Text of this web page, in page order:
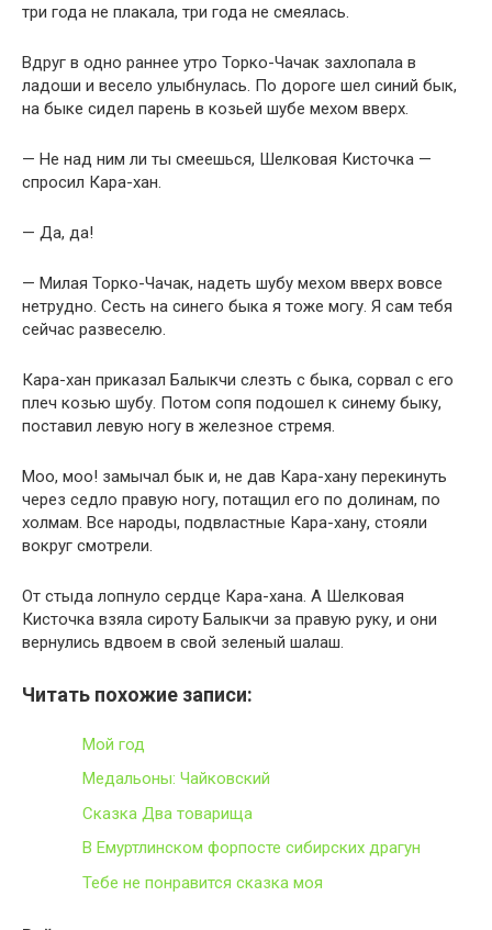
три года не плакала, три года не смеялась.
Вдруг в одно раннее утро Торко-Чачак захлопала в
ладоши и весело улыбнулась. По дороге шел синий бык,
на быке сидел парень в козьей шубе мехом вверх.
— Не над ним ли ты смеешься, Шелковая Кисточка —
спросил Кара-хан.
— Да, да!
— Милая Торко-Чачак, надеть шубу мехом вверх вовсе
нетрудно. Сесть на синего быка я тоже могу. Я сам тебя
сейчас развеселю.
Кара-хан приказал Балыкчи слезть с быка, сорвал с его
плеч козью шубу. Потом сопя подошел к синему быку,
поставил левую ногу в железное стремя.
Моо, моо! замычал бык и, не дав Кара-хану перекинуть
через седло правую ногу, потащил его по долинам, по
холмам. Все народы, подвластные Кара-хану, стояли
вокруг смотрели.
От стыда лопнуло сердце Кара-хана. А Шелковая
Кисточка взяла сироту Балыкчи за правую руку, и они
вернулись вдвоем в свой зеленый шалаш.
Читать похожие записи:
Мой год
Медальоны: Чайковский
Сказка Два товарища
В Емуртлинском форпосте сибирских драгун
Тебе не понравится сказка моя